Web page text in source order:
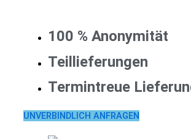
100 % Anonymität
Teillieferungen
Termintreue
UNVERBINDLICH ANFRAGEN